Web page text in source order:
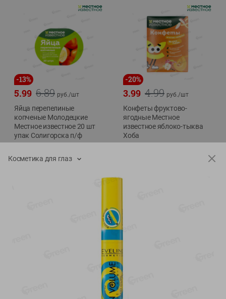
-13%
6.89
5.99 руб./шт
Яйца перепелиные
копченые Молодецкие
Местное известное 20 шт
упак Солигорска п/ф
-20%
4.99
3.99 руб./шт
Конфеты фруктово-
ягодные Местное
известное яблоко-тыква
Хоба
Показать 15-28 из 78
Косметика для глаз